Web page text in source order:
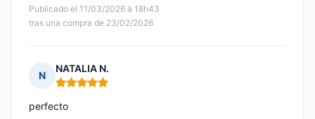
Publicado el 11/03/2026 à 18h43
tras una compra de 23/02/2026
N
NATALIA N.
Nota: 5 de 5
perfecto